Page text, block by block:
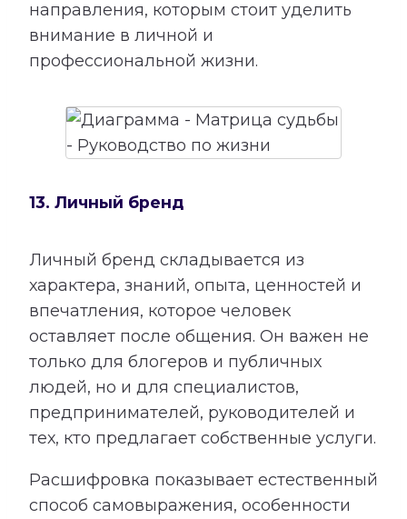
направления, которым стоит уделить
внимание в личной и
профессиональной жизни.
13. Личный бренд
Личный бренд складывается из
характера, знаний, опыта, ценностей и
впечатления, которое человек
оставляет после общения. Он важен не
только для блогеров и публичных
людей, но и для специалистов,
предпринимателей, руководителей и
тех, кто предлагает собственные услуги.
Расшифровка показывает естественный
способ самовыражения, особенности